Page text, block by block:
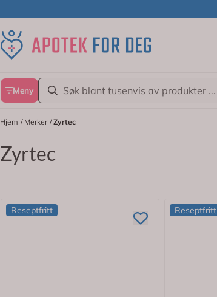
Meny
Hjem / Merker /Zyrtec
Zyrtec
Reseptfritt Reseptfritt